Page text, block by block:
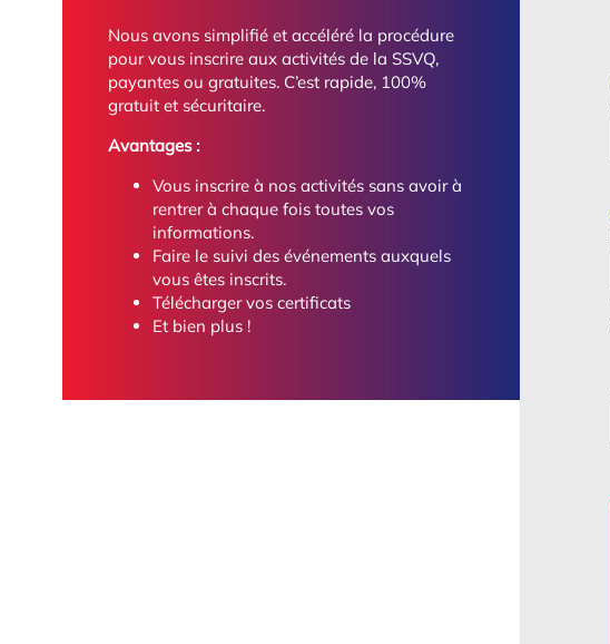
Nous avons simplifié et accéléré la procédure
pour vous inscrire aux activités de la SSVQ,
payantes ou gratuites. C’est rapide, 100%
gratuit et sécuritaire.
Avantages :
Vous inscrire à nos activités sans avoir à
rentrer à chaque fois toutes vos
informations.
Faire le suivi des événements auxquels
vous êtes inscrits.
Télécharger vos certificats
Et bien plus !